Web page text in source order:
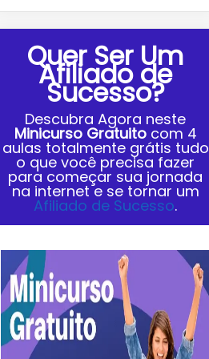
Quer Ser Um
Afiliado de
Sucesso?
Descubra Agora neste
Minicurso Gratuitocom 4
aulas totalmente grátis tudo
o que você precisa fazer
para começar sua jornada
na internet e se tornar um
Afiliado de Sucesso.